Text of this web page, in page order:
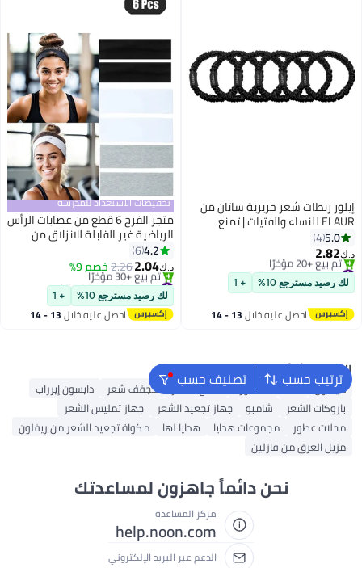
إيلور ربطات شعر حريرية ساتان من
ELAUR للنساء والفتيات | تمنع
التجعد والتموج | إكسسوارات شعر
ناعمة | ربطات شعر رفيعة | ربطة
شعر حريرية باللون الأسود | عبوة من
6 قطع (أسود)
5.0
4
د.ك‏2.82
#6 في منتجات مطاطية
بتخلّص بسرعة
تم بيع +20 مؤخرًا
#6 في منتجات مطاطية
لك رصيد مسترجع 10% + 1
احصل عليه خلال 13 - 14
تخفيضات الاستعداد للمدرسة
متجر الفرح 6 قطع من عصابات الرأس
الرياضية غير القابلة للانزلاق من
القطن الناعم، عصابات شعر رياضية
مرنة للرجال والنساء، عصابة رأس
صيفية رقيقة، عصابات شعر قطنية
ناعمة لليوجا والتمرين والجري
وركوب الدراجات
4.2
6
د.ك‏2.04
2.26خصم 9%
#10 في إكسسوارات الشعر
أقل سعر في السنة
تم بيع +30 مؤخرًا
#10 في إكسسوارات الشعر
لك رصيد مسترجع 10% + 1
احصل عليه خلال 13 - 14
ترتيب حسب تصنيف حسب البحث الشائع
دايسون K18 ماء الورد شمع الشعر مجفف شعر
دايسون إيرراب
باروكات الشعر
شامبو جهاز تجعيد الشعر
جهاز تمليس الشعر
محلات عطور
مجموعات هدايا هدايا لها
مكواة تجعيد الشعر من ريفلون
مزيل العرق من فازلين
نحن دائماً جاهزون لمساعدتك
مركز المساعدة
help.noon.com
الدعم عبر البريد الإلكتروني